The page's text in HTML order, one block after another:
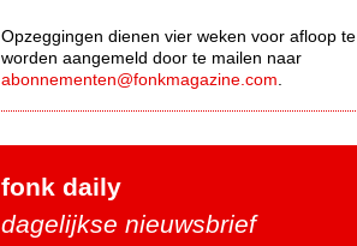
Opzeggingen dienen vier weken voor afloop te
worden aangemeld door te mailen naar
abonnementen@fonkmagazine.com
fonk daily
dagelijkse nieuwsbrief